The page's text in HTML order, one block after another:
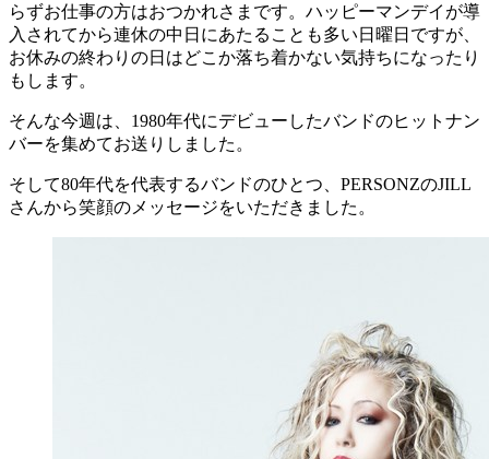
らずお仕事の方はおつかれさまです。ハッピーマンデイが導
入されてから連休の中日にあたることも多い日曜日ですが、
お休みの終わりの日はどこか落ち着かない気持ちになったり
もします。
そんな今週は、1980年代にデビューしたバンドのヒットナン
バーを集めてお送りしました。
そして80年代を代表するバンドのひとつ、PERSONZのJILL
さんから笑顔のメッセージをいただきました。